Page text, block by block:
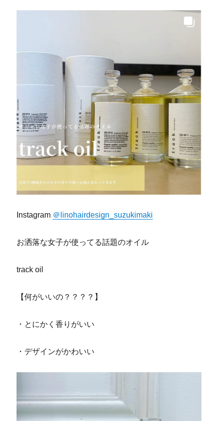
Instagram ＠linohairdesign_suzukimaki
お洒落な女子が使ってる話題のオイル
track oil
【何がいいの？？？？】
・とにかく香りがいい
・デザインがかわいい